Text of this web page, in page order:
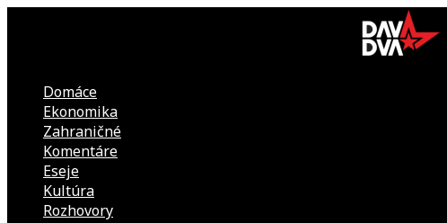
DAV
DVA
Domáce
Ekonomika
Zahraničné
Komentáre
Eseje
Kultúra
Rozhovory